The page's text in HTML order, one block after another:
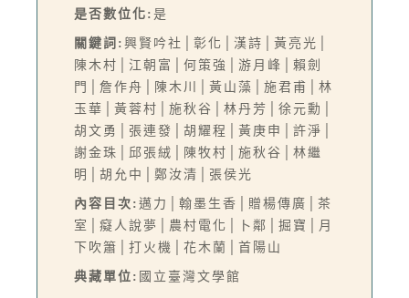
是否數位化: 是
關鍵詞: 興賢吟社│彰化│漢詩│黃亮光│
陳木村│江朝富│何策強│游月峰│賴劍
門│詹作舟│陳木川│黃山藻│施君甫│林
玉華│黃蓉村│施秋谷│林丹芳│徐元勳│
胡文勇│張連發│胡耀程│黃庚申│許淨│
謝金珠│邱張絨│陳牧村│施秋谷│林繼
明│胡允中│鄭汝清│張侯光
內容目次: 邁力│翰墨生香│贈楊傳廣│茶
室│癡人說夢│農村電化│卜鄰│掘寶│月
下吹簫│打火機│花木蘭│首陽山
典藏單位: 國立臺灣文學館